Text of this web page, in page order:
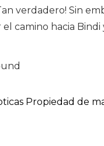
verdadero! Sin
camino hacia
Propiedad de